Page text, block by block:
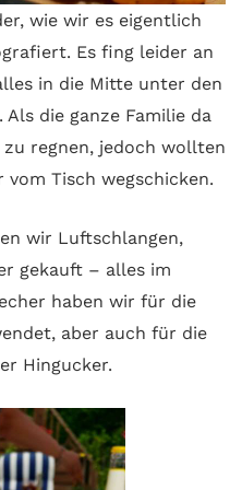
wie wir es eigentlich
Es fing leider an
in die Mitte unter den
die ganze Familie da
regnen, jedoch wollten
Tisch wegschicken.
wir Luftschlangen,
gekauft – alles im
haben wir für die
aber auch für die
Hingucker.